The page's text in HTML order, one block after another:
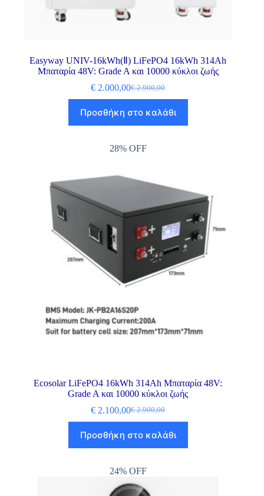
Easyway UNIV-16kWh(Ⅱ) LiFePO4 16kWh 314Ah
Μπαταρία 48V: Grade A και 10000 κύκλοι ζωής
€2.900,00
€ 2.000,00
Προσθήκη στο καλάθι
28% OFF
Ecosolar LiFePO4 16kWh 314Ah Μπαταρία 48V:
Grade A και 10000 κύκλοι ζωής
€2.900,00
€ 2.100,00
Προσθήκη στο καλάθι
24% OFF